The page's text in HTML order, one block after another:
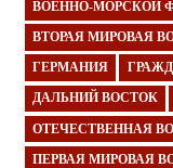
ВОЕННО-МОРСКОЙ
ВТОРАЯ МИРОВАЯ
ГЕРМАНИЯ
ДАЛЬНИЙ ВОСТОК
ОТЕЧЕСТВЕННАЯ
ПЕРВАЯ МИРОВАЯ